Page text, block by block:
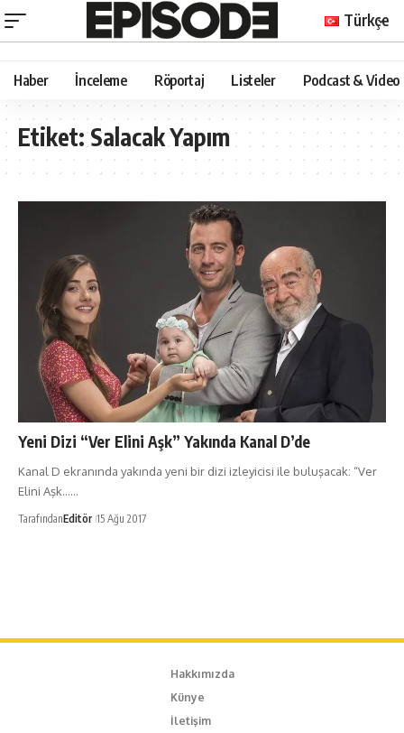
Türkçe
Haber İnceleme Röportaj Listeler Podcast & Video
Etiket:Salacak Yapım
Yeni Dizi “Ver Elini Aşk” Yakında Kanal D’de
Kanal D ekranında yakında yeni bir dizi izleyicisi ile buluşacak: “Ver
Elini Aşk……
TarafındanEditör 15 Ağu 2017
Hakkımızda
Künye
İletişim